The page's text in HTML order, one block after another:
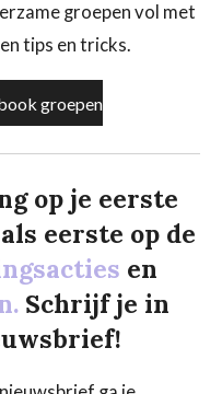
groepen vol met
tips en tricks.
groepen
op je eerste
eerste op de
en
Schrijf je in